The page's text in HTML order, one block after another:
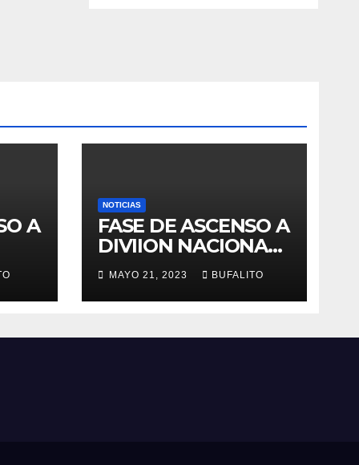
A
NOTICIAS
FASE DE ASCENSO A
DIVIION NACIONAL
MASCULINA
MAYO 21, 2023 BUFALITO